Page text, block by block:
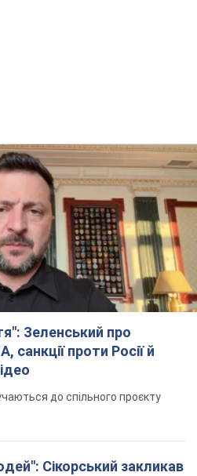
Зеленський про
санкції проти Росії й
до спільного проєкту
Сікорський закликав